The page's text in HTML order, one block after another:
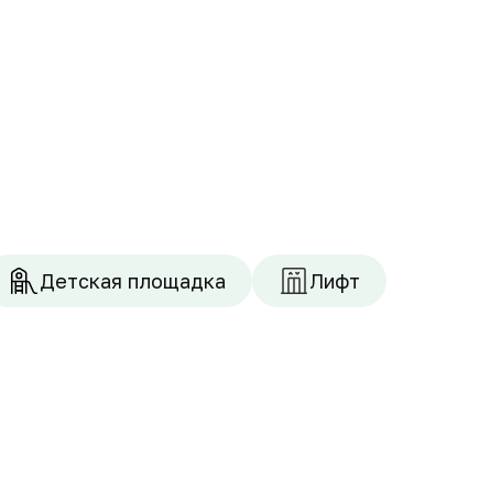
Детская площадка Лифт